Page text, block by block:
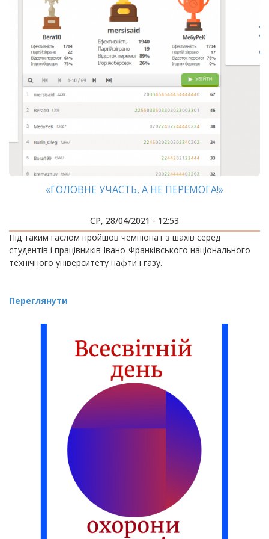
«ГОЛОВНЕ УЧАСТЬ, А НЕ ПЕРЕМОГА!»
СР, 28/04/2021 - 12:53
​​​​​​​Під таким гаслом пройшов чемпіонат з шахів серед
студентів і працівників Івано-Франківського національного
технічного університету нафти і газу.
Переглянути